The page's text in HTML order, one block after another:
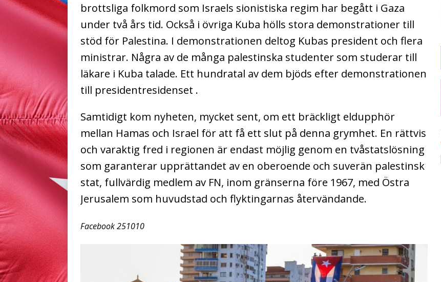
brottsliga folkmord som Israels sionistiska regim har begått i Gaza
under två års tid. Också i övriga Kuba hölls stora demonstrationer till
stöd för Palestina. I demonstrationen deltog Kubas president och flera
ministrar. Några av de många palestinska studenter som studerar till
läkare i Kuba talade. Ett hundratal av dem bjöds efter demonstrationen
till presidentresidenset .
Samtidigt kom nyheten, mycket sent, om ett bräckligt eldupphör
mellan Hamas och Israel för att få ett slut på denna grymhet. En rättvis
och varaktig fred i regionen är endast möjlig genom en tvåstatslösning
som garanterar upprättandet av en oberoende och suverän palestinsk
stat, fullvärdig medlem av FN, inom gränserna före 1967, med Östra
Jerusalem som huvudstad och flyktingarnas återvändande.
Facebook 251010